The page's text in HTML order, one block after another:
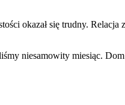
okazał się trudny. Relacja
niesamowity miesiąc. Dom